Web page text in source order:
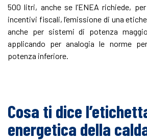
500 litri, anche se l’ENEA richiede, per
incentivi fiscali, l’emissione di una
anche per sistemi di potenza
applicando per analogia le norme
potenza inferiore.
Cosa ti dice
energetica della